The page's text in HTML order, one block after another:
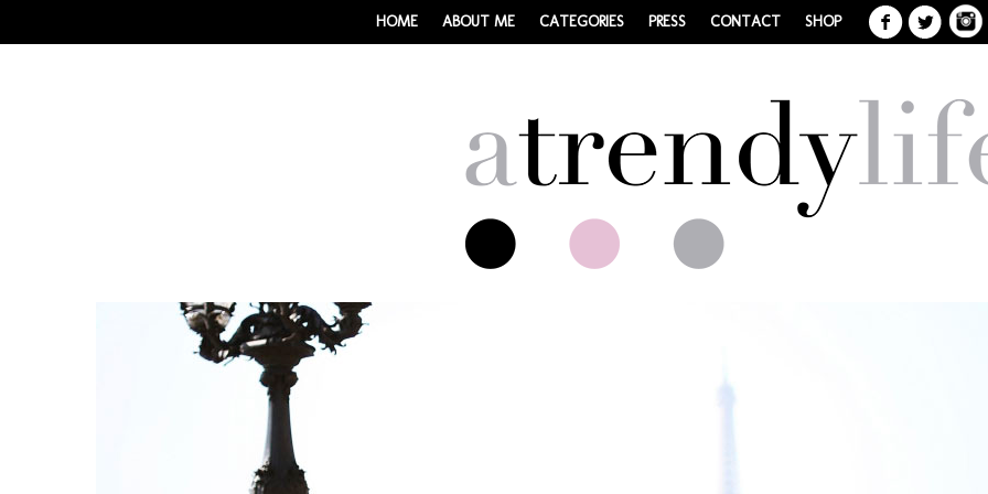
HOME ABOUT ME CATEGORIES PRESS CONTACT SHOP